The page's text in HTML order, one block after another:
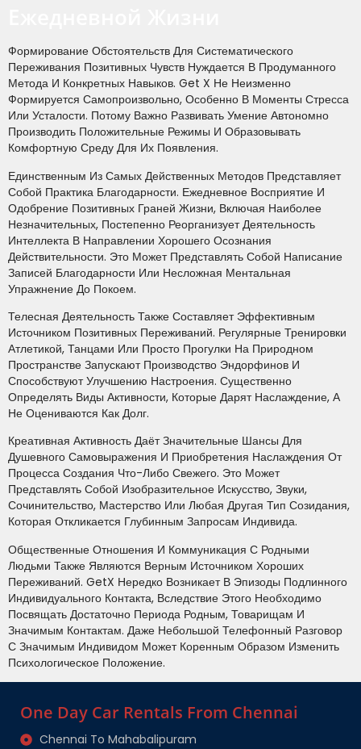
Формирование Обстоятельств Для Систематического
Переживания Позитивных Чувств Нуждается В Продуманного
Метода И Конкретных Навыков. Get X Не Неизменно
Формируется Самопроизвольно, Особенно В Моменты Стресса
Или Усталости. Потому Важно Развивать Умение Автономно
Производить Положительные Режимы И Образовывать
Комфортную Среду Для Их Появления.
Единственным Из Самых Действенных Методов Представляет
Собой Практика Благодарности. Ежедневное Восприятие И
Одобрение Позитивных Граней Жизни, Включая Наиболее
Незначительных, Постепенно Реорганизует Деятельность
Интеллекта В Направлении Хорошего Осознания
Действительности. Это Может Представлять Собой Написание
Записей Благодарности Или Несложная Ментальная
Упражнение До Покоем.
Телесная Деятельность Также Составляет Эффективным
Источником Позитивных Переживаний. Регулярные Тренировки
Атлетикой, Танцами Или Просто Прогулки На Природном
Пространстве Запускают Производство Эндорфинов И
Способствуют Улучшению Настроения. Существенно
Определять Виды Активности, Которые Дарят Наслаждение, А
Не Оцениваются Как Долг.
Креативная Активность Даёт Значительные Шансы Для
Душевного Самовыражения И Приобретения Наслаждения От
Процесса Создания Что-Либо Свежего. Это Может
Представлять Собой Изобразительное Искусство, Звуки,
Сочинительство, Мастерство Или Любая Другая Тип Созидания,
Которая Откликается Глубинным Запросам Индивида.
Общественные Отношения И Коммуникация С Родными
Людьми Также Являются Верным Источником Хороших
Переживаний. GetX Нередко Возникает В Эпизоды Подлинного
Индивидуального Контакта, Вследствие Этого Необходимо
Посвящать Достаточно Периода Родным, Товарищам И
Значимым Контактам. Даже Небольшой Телефонный Разговор
С Значимым Индивидом Может Коренным Образом Изменить
Психологическое Положение.
One Day Car Rentals From Chennai
Chennai To Mahabalipuram